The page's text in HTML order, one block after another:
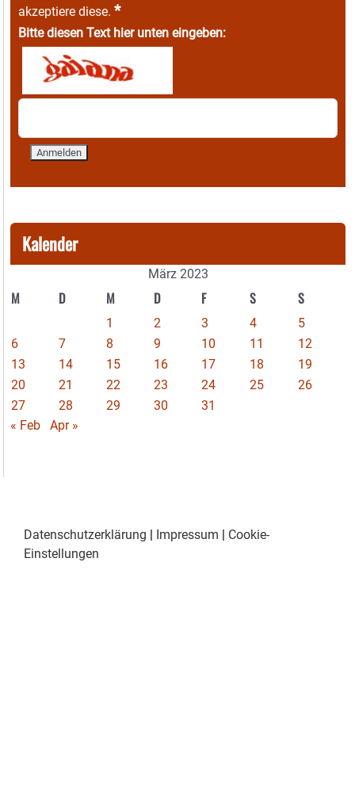
akzeptiere diese. *
Bitte diesen Text hier unten eingeben:
Kalender
März 2023
M D M D F S S
1 2 3 4
5
6
7 8 9 10 11
12
13
14 15 16 17 18
19
20
21 22 23 24 25
26
27
28 29 30
31
« Feb
Apr »
Datenschutzerklärung | Impressum | Cookie-
Einstellungen